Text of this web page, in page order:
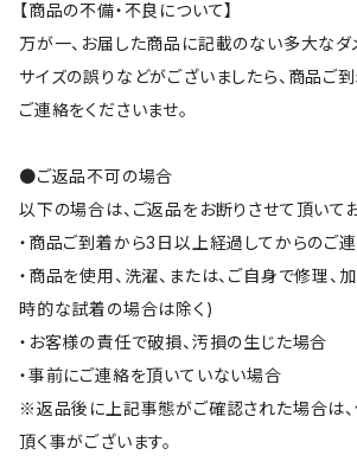
【商品の不備・不良について】
万が一、お届した商品に記載のない多大なダ
サイズの誤りなどがございましたら、商品ご
ご連絡をくださいませ。
●ご返品不可の場合
以下の場合は、ご返品をお断りさせて頂いてお
・商品ご到着から3日以上経過してからのご
・商品を使用、洗濯、または、ご自身で修理
時的な試着の場合は除く)
・お客様の責任で破損、汚損の生じた場合
・事前にご連絡を頂いていない場合
※返品後に上記事態がご確認された場合は、
頂く事がございます。